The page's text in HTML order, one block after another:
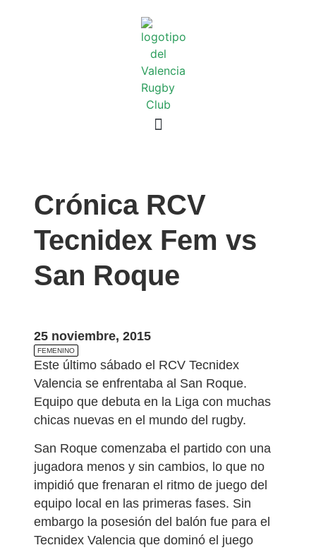
Crónica RCV
Tecnidex Fem vs
San Roque
25 noviembre, 2015
FEMENINO
Este último sábado el RCV Tecnidex
Valencia se enfrentaba al San Roque.
Equipo que debuta en la Liga con muchas
chicas nuevas en el mundo del rugby.
San Roque comenzaba el partido con una
jugadora menos y sin cambios, lo que no
impidió que frenaran el ritmo de juego del
equipo local en las primeras fases. Sin
embargo la posesión del balón fue para el
Tecnidex Valencia que dominó el juego